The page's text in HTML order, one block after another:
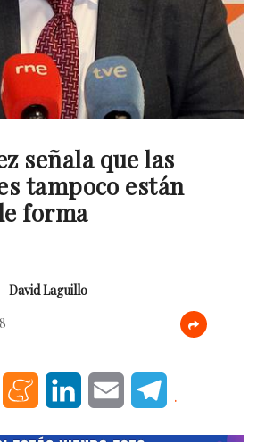
señala que las
tampoco están
forma
David Laguillo
WhatsAppMeneameLinkedInEmail .